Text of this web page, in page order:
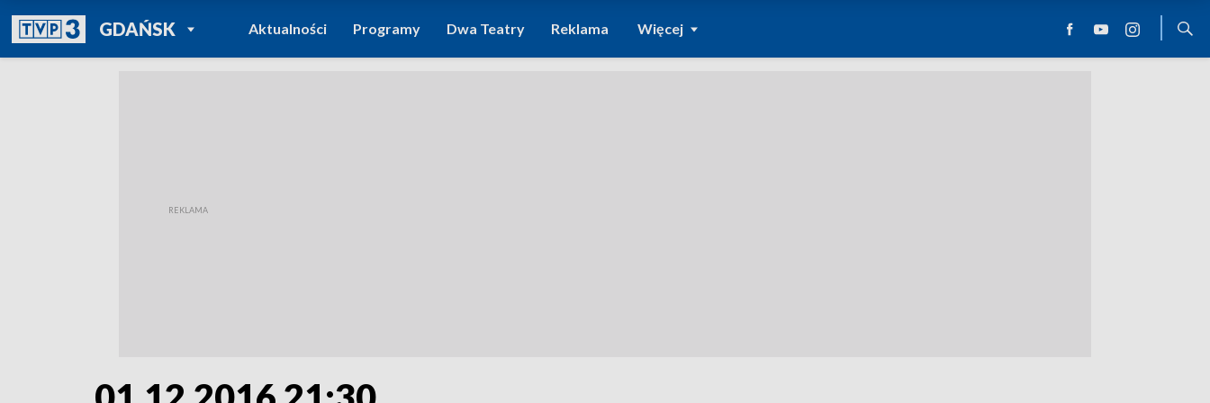
GDAŃSKPOWRÓT DO
TVP REGIONY
Aktualności Programy Dwa Teatry Reklama Więcej